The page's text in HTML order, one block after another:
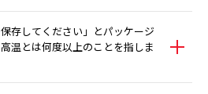
存してください」とパッケージ
温とは何度以上のことを指しま